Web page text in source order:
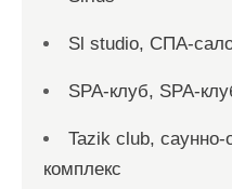
Sl studio, СПА-
SPA-клуб, SPA-
Tazik club, саунно-
комплекс